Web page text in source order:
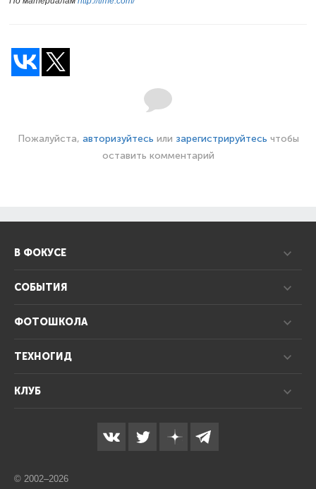
Пожалуйста, авторизуйтесь или зарегистрируйтесь чтобы
оставить комментарий
В ФОКУСЕ
СОБЫТИЯ
ФОТОШКОЛА
ТЕХНОГИД
КЛУБ
© 2002–2026